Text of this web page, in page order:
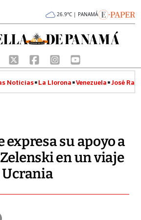
26.9°C | PANAMÁ
Noticias La Llorona Venezuela José
expresa su apoyo a
en un viaje
Ucrania